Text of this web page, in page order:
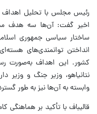
رئیس مجلس با تحلیل اهداف
اخیر گفت: آن‌ها سه هدف
ساختار سیاسی جمهوری
انداختن توانمندی‌های
کشور. این اهداف به‌صورت
نتانیاهو، وزیر جنگ و وزیر
وابسته به آن‌ها نیز به طور
قالیباف با تأکید بر هماهنگی